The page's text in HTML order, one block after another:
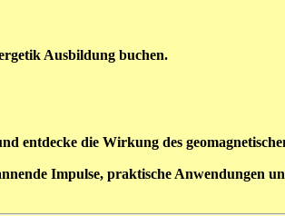
Ausbildung buchen.
entdecke die Wirkung des
Impulse, praktische Anwendungen